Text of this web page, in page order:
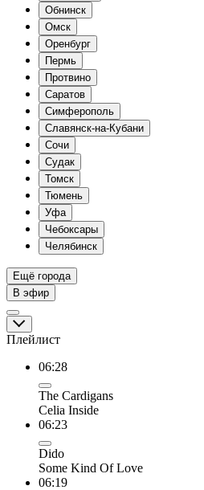
Обнинск
Омск
Оренбург
Пермь
Протвино
Саратов
Симферополь
Славянск-на-Кубани
Сочи
Судак
Томск
Тюмень
Уфа
Чебоксары
Челябинск
Ещё города
В эфир
Плейлист
06:28
The Cardigans
Celia Inside
06:23
Dido
Some Kind Of Love
06:19